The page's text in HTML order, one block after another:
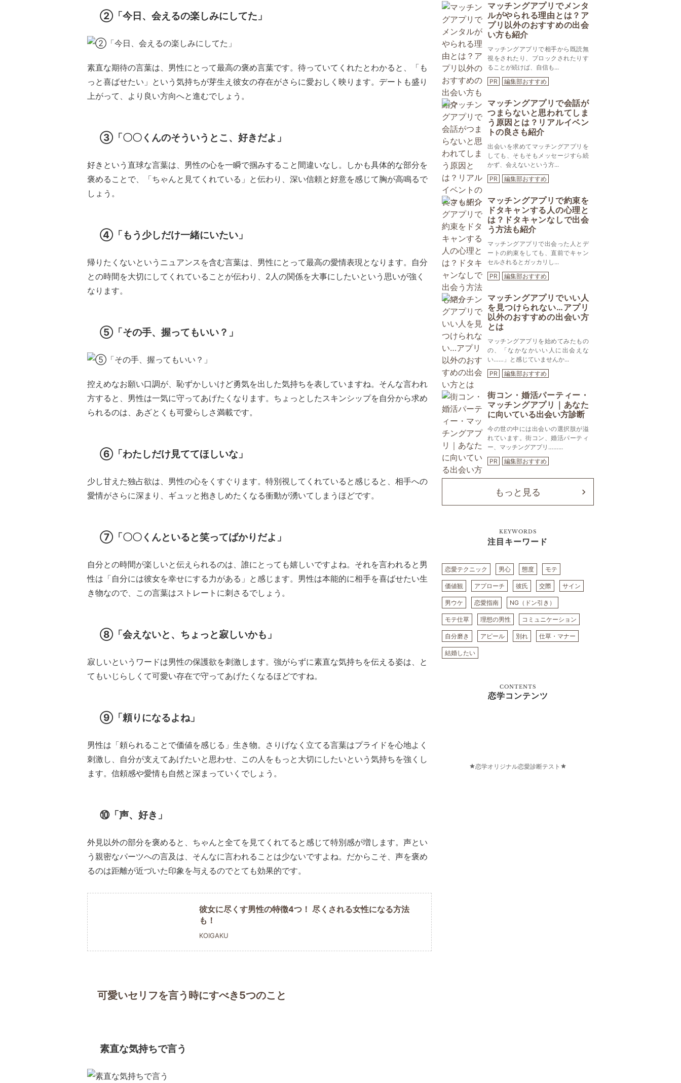
②「今日、会えるの楽しみにしてた」
素直な期待の言葉は、男性にとって最高の褒め言葉です。待っていてくれたとわかると、「も
っと喜ばせたい」という気持ちが芽生え彼女の存在がさらに愛おしく映ります。デートも盛り
上がって、より良い方向へと進むでしょう。
③「〇〇くんのそういうとこ、好きだよ」
好きという直球な言葉は、男性の心を一瞬で掴みすること間違いなし。しかも具体的な部分を
褒めることで、「ちゃんと見てくれている」と伝わり、深い信頼と好意を感じて胸が高鳴るで
しょう。
④「もう少しだけ一緒にいたい」
帰りたくないというニュアンスを含む言葉は、男性にとって最高の愛情表現となります。自分
との時間を大切にしてくれていることが伝わり、2人の関係を大事にしたいという思いが強く
なります。
⑤「その手、握ってもいい？」
控えめなお願い口調が、恥ずかしいけど勇気を出した気持ちを表していますね。そんな言われ
方すると、男性は一気に守ってあげたくなります。ちょっとしたスキンシップを自分から求め
られるのは、あざとくも可愛らしさ満載です。
⑥「わたしだけ見ててほしいな」
少し甘えた独占欲は、男性の心をくすぐります。特別視してくれていると感じると、相手への
愛情がさらに深まり、ギュッと抱きしめたくなる衝動が湧いてしまうほどです。
⑦「〇〇くんといると笑ってばかりだよ」
自分との時間が楽しいと伝えられるのは、誰にとっても嬉しいですよね。それを言われると男
性は「自分には彼女を幸せにする力がある」と感じます。男性は本能的に相手を喜ばせたい生
き物なので、この言葉はストレートに刺さるでしょう。
⑧「会えないと、ちょっと寂しいかも」
寂しいというワードは男性の保護欲を刺激します。強がらずに素直な気持ちを伝える姿は、と
てもいじらしくて可愛い存在で守ってあげたくなるほどですね。
⑨「頼りになるよね」
男性は「頼られることで価値を感じる」生き物。さりげなく立てる言葉はプライドを心地よく
刺激し、自分が支えてあげたいと思わせ、この人をもっと大切にしたいという気持ちを強くし
ます。信頼感や愛情も自然と深まっていくでしょう。
⑩「声、好き」
外見以外の部分を褒めると、ちゃんと全てを見てくれてると感じて特別感が増します。声とい
う親密なパーツへの言及は、そんなに言われることは少ないですよね。だからこそ、声を褒め
るのは距離が近づいた印象を与えるのでとても効果的です。
彼女に尽くす男性の特徴4つ！ 尽くされる女性になる方法
も！
KOIGAKU
可愛いセリフを言う時にすべき5つのこと
素直な気持ちで言う
マッチングアプリでメンタ
ルがやられる理由とは？ア
プリ以外のおすすめの出会
い方も紹介
マッチングアプリで相手から既読無
視をされたり、ブロックされたりす
ることが続けば、自信も...
PR
編集部おすすめ
マッチングアプリで会話が
つまらないと思われてしま
う原因とは？リアルイベン
トの良さも紹介
出会いを求めてマッチングアプリを
しても、そもそもメッセージすら続
かず、会えないという方...
PR
編集部おすすめ
マッチングアプリで約束を
ドタキャンする人の心理と
は？ドタキャンなしで出会
う方法も紹介
マッチングアプリで出会った人とデ
ートの約束をしても、直前でキャン
セルされるとガッカリし...
PR
編集部おすすめ
マッチングアプリでいい人
を見つけられない…アプリ
以外のおすすめの出会い方
とは
マッチングアプリを始めてみたもの
の、「なかなかいい人に出会えな
い……」と感じていませんか...
PR
編集部おすすめ
街コン・婚活パーティー・
マッチングアプリ｜あなた
に向いている出会い方診断
今の世の中には出会いの選択肢が溢
れています。街コン、婚活パーティ
ー、マッチングアプリ……...
PR
編集部おすすめ
もっと見る
KEYWORDS
注目キーワード
恋愛テクニック 男心 態度 モテ
価値観 アプローチ 彼氏 交際 サイン
男ウケ 恋愛指南 NG（ドン引き）
モテ仕草 理想の男性 コミュニケーション
自分磨き アピール 別れ 仕草・マナー
結婚したい
CONTENTS
恋学コンテンツ
恋学オリジナル恋愛診断テスト